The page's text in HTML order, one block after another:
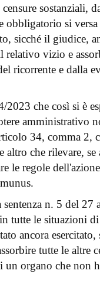
sostanziali,
obbligatorio si
sicché il giudice,
vizio e
ricorrente e dalla
che così si è
amministrativo
34, comma 2,
che rilevare,
le regole
n. 5 del 27
tutte le situazioni
ancora
tutte le altre
organo che non